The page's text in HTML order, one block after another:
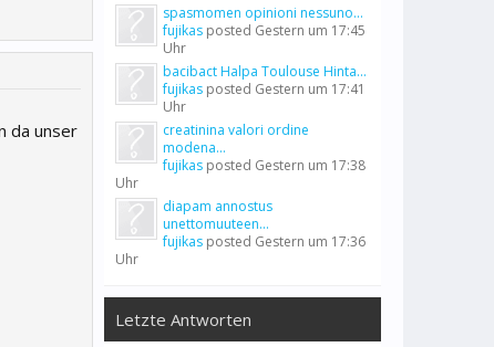
da unser
spasmomen opinioni nessuno...
fujikas posted Gestern um 17:45
Uhr
bacibact Halpa Toulouse Hinta...
fujikas posted Gestern um 17:41
Uhr
creatinina valori ordine
modena...
fujikas posted Gestern um 17:38
Uhr
diapam annostus
unettomuuteen...
fujikas posted Gestern um 17:36
Uhr
Letzte Antworten